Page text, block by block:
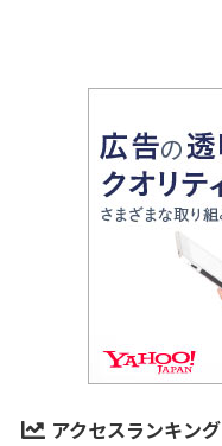
アクセスランキング